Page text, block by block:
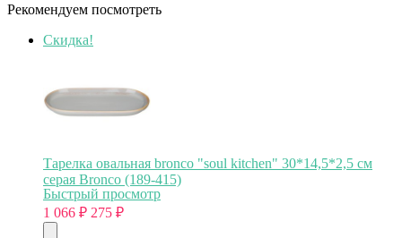
Рекомендуем посмотреть
Скидка!
Тарелка овальная bronco "soul kitchen" 30*14,5*2,5 см
серая Bronco (189-415)
Быстрый просмотр
1 066 ₽ 275 ₽